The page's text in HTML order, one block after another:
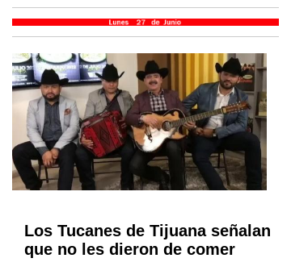
Los Tucanes de Tijuana señalan
que no les dieron de comer